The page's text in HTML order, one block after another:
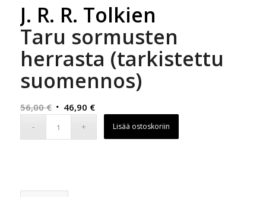
J. R. R. Tolkien
Taru sormusten
herrasta (tarkistettu
suomennos)
56,00€ Alkuperäinen
46,90 €Nykyinen
Lisää ostoskoriin